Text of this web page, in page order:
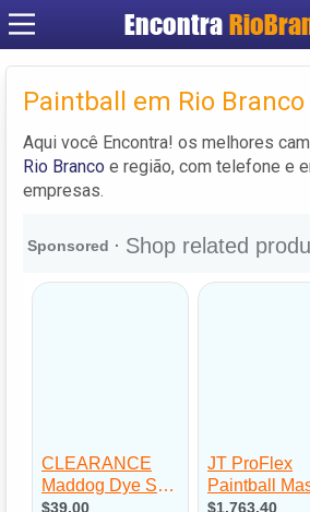
Encontra
Cadastrar
Criar conta
Paintball em Rio Branco
Aqui você Encontra! os melhores
Rio Branco e região, com telefone e
empresas.